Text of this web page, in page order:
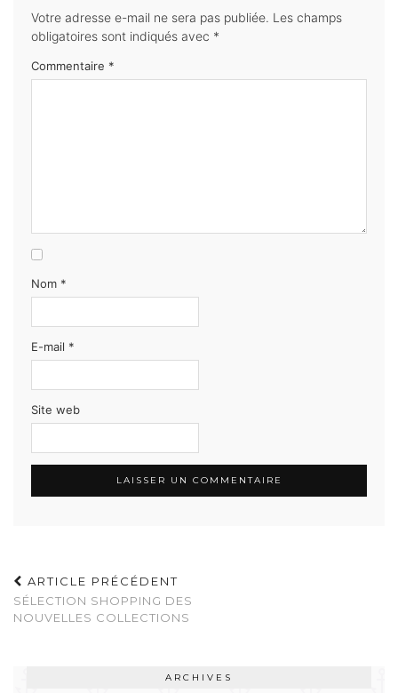
Votre adresse e-mail ne sera pas publiée. Les champs
obligatoires sont indiqués avec *
Commentaire *
Nom *
E-mail *
Site web
ARTICLE PRÉCÉDENT
SÉLECTION SHOPPING DES
NOUVELLES COLLECTIONS
ARCHIVES